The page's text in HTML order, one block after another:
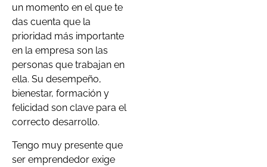
un momento en el que te
das cuenta que la
prioridad más importante
en la empresa son las
personas que trabajan en
ella. Su desempeño,
bienestar, formación y
felicidad son clave para el
correcto desarrollo.
Tengo muy presente que
ser emprendedor exige